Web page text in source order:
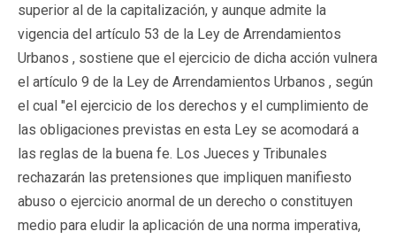
superior al de la capitalización, y aunque admite la
vigencia del artículo 53 de la Ley de Arrendamientos
Urbanos , sostiene que el ejercicio de dicha acción vulnera
el artículo 9 de la Ley de Arrendamientos Urbanos , según
el cual "el ejercicio de los derechos y el cumplimiento de
las obligaciones previstas en esta Ley se acomodará a
las reglas de la buena fe. Los Jueces y Tribunales
rechazarán las pretensiones que impliquen manifiesto
abuso o ejercicio anormal de un derecho o constituyen
medio para eludir la aplicación de una norma imperativa,